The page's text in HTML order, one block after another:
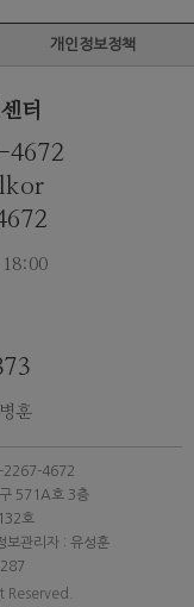
개인정보정책
터
4672
훈
2267-4672
571A호 3층
호
보관리자 : 유성훈
Reserved.